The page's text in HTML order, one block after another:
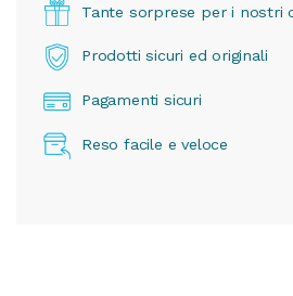
Tante sorprese per i nostri
Prodotti sicuri ed originali
Pagamenti sicuri
Reso facile e veloce